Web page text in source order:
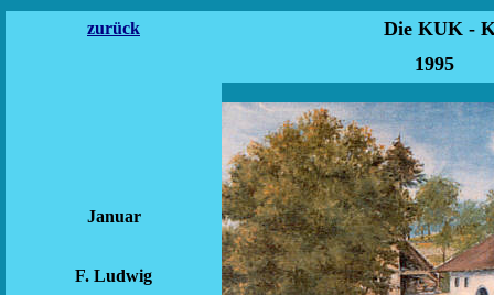
zurück
Die KUK -
Januar
F. Ludwig